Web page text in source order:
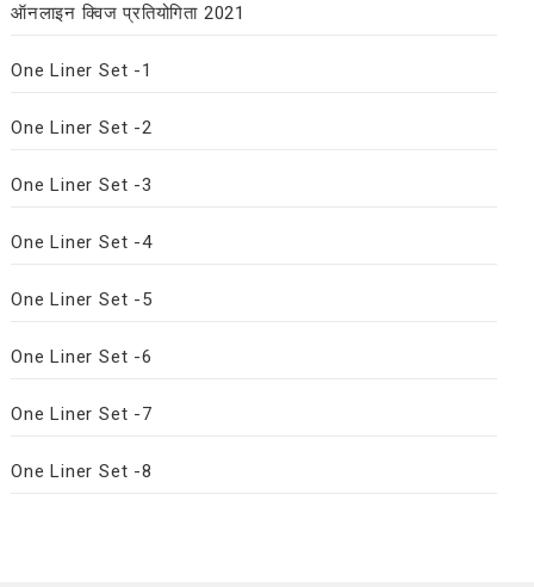
ऑनलाइन क्विज प्रतियोगिता 2021
One Liner Set -1
One Liner Set -2
One Liner Set -3
One Liner Set -4
One Liner Set -5
One Liner Set -6
One Liner Set -7
One Liner Set -8